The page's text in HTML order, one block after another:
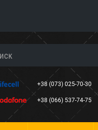
+38 (073) 025-70-30
+38 (066) 537-74-75